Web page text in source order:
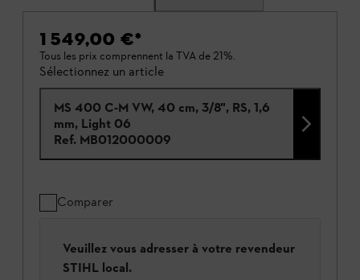
1 549,00 €*
Tous les prix comprennent la TVA de 21%.
Sélectionnez un article
MS 400 C-M VW, 40 cm, 3/8", RS, 1,6
mm, Light 06
Ref. MB012000009
Comparer
Veuillez vous adresser à votre revendeur
STIHL local.